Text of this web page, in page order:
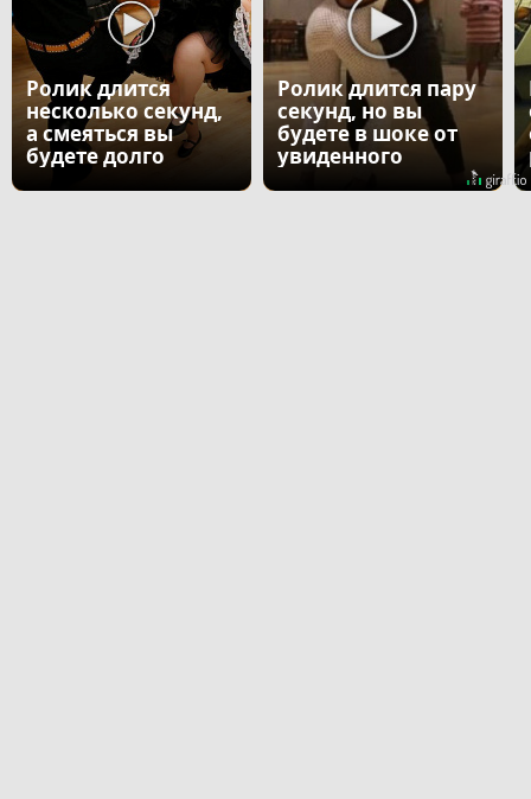
Ролик длится
несколько секунд,
а смеяться вы
будете долго
Ролик длится пару
секунд, но вы
будете в шоке от
увиденного